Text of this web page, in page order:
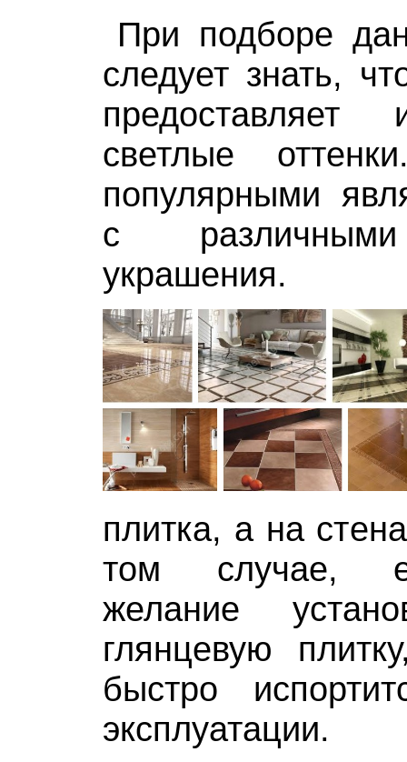
При подборе
следует знать,
светлые
популярными
с
украшения.
плитка, а на
том случае,
желание
глянцевую
быстро
эксплуатации.